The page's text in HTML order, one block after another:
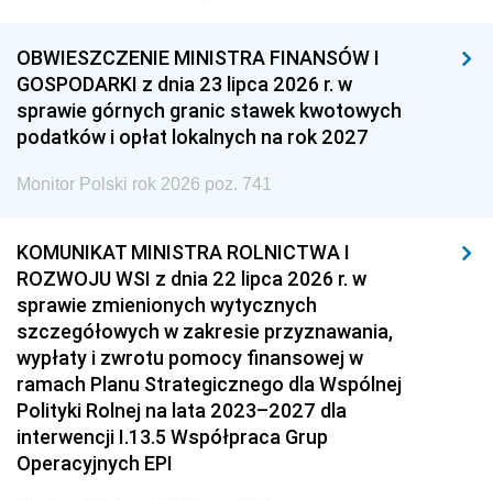
OBWIESZCZENIE MINISTRA FINANSÓW I
GOSPODARKI z dnia 23 lipca 2026 r. w
sprawie górnych granic stawek kwotowych
podatków i opłat lokalnych na rok 2027
Monitor Polski rok 2026 poz. 741
KOMUNIKAT MINISTRA ROLNICTWA I
ROZWOJU WSI z dnia 22 lipca 2026 r. w
sprawie zmienionych wytycznych
szczegółowych w zakresie przyznawania,
wypłaty i zwrotu pomocy finansowej w
ramach Planu Strategicznego dla Wspólnej
Polityki Rolnej na lata 2023–2027 dla
interwencji I.13.5 Współpraca Grup
Operacyjnych EPI